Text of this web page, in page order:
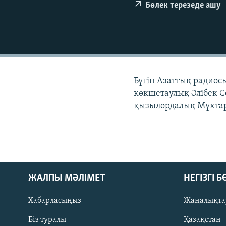
Бөлек терезеде ашу
Бүгін Азаттық
көкшетаулық Әлібек
қызылордалық
ЖАЛПЫ МӘЛІМЕТ
Хабарласыңыз
Біз туралы
НЕГІЗГІ
Қазақстан